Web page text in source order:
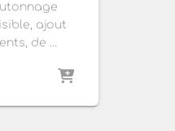
ajout
de …